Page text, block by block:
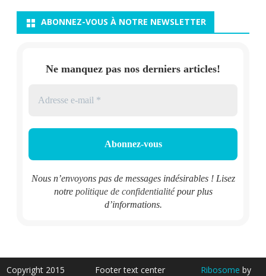
ABONNEZ-VOUS À NOTRE NEWSLETTER
Ne manquez pas nos derniers articles!
Nous n’envoyons pas de messages indésirables ! Lisez
notre politique de confidentialitépour plus
d’informations.
Copyright 2015 Footer text center Ribosome by